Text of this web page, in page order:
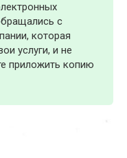
с
которая
услуги, и не
приложить копию